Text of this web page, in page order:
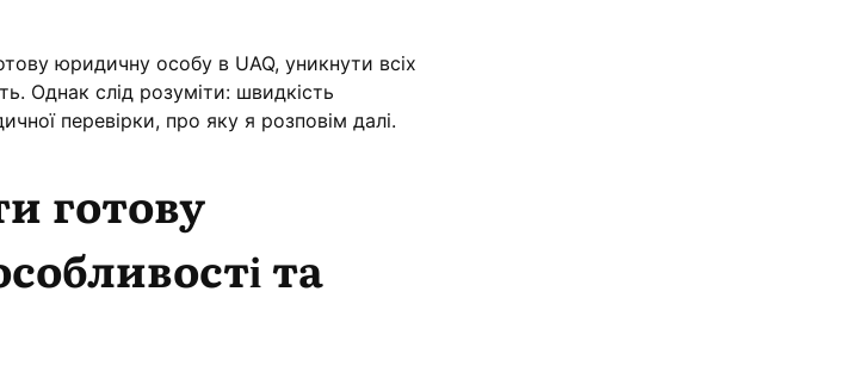
юридичну особу в UAQ, уникнути всіх
Однак слід розуміти: швидкість
перевірки, про яку я розповім далі.
готову
та